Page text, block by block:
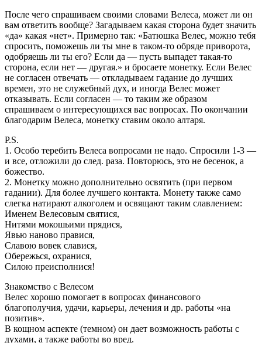
После чего спрашиваем своими словами Велеса, может ли он
вам ответить вообще? Загадываем какая сторона будет значить
«да» какая «нет». Примерно так: «Батюшка Велес, можно тебя
спросить, поможешь ли ты мне в таком-то обряде приворота,
одобряешь ли ты его? Если да — пусть выпадет такая-то
сторона, если нет — другая.» и бросаете монетку. Если Велес
не согласен отвечать — откладываем гадание до лучших
времен, это не служебный дух, и иногда Велес может
отказывать. Если согласен — то таким же образом
спрашиваем о интересующихся вас вопросах. По окончании
благодарим Велеса, монетку ставим около алтаря.
P.S.
1. Особо теребить Велеса вопросами не надо. Спросили 1-3 —
и все, отложили до след. раза. Повторюсь, это не бесенок, а
божество.
2. Монетку можно дополнительно освятить (при первом
гадании). Для более лучшего контакта. Монету также само
слегка натирают алкоголем и освящают таким славлением:
Именем Велесовым святися,
Нитями мокошьими прядися,
Явью наново правися,
Славою вовек славися,
Обережься, охранися,
Силою преисполнися!
Знакомство с Велесом
Велес хорошо помогает в вопросах финансового
благополучия, удачи, карьеры, лечения и др. работы «на
позитив».
В кощном аспекте (темном) он дает возможность работы с
духами, а также работы во вред.